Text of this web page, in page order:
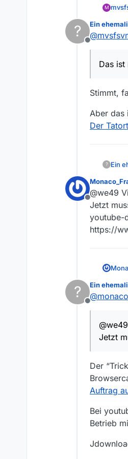
M
?
Offline
Ein
@
Das ist
Stimmt,
Aber das
Der
?
Offline
@we49
Jetzt
youtube-
https://
?
Offline
Ein
@
Jetzt
Der
Auftrag
Bei
Betrieb